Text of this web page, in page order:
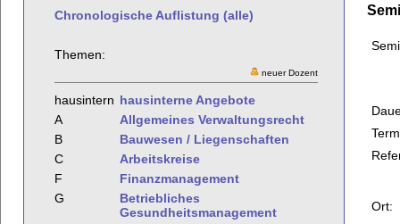
Chronologische Auflistung (alle)
Themen:
neuer Dozent
hausintern hausinterne Angebote
A
Allgemeines Verwaltungsrecht
B
Bauwesen / Liegenschaften
C
Arbeitskreise
F
Finanzmanagement
G
Betriebliches
Gesundheitsmanagement
Ort: